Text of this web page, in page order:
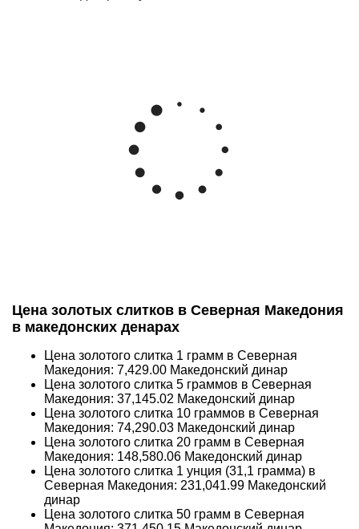
Цена золотых слитков в Северная Македония
в македонских денарах
Цена золотого слитка 1 грамм в Северная
Македония: 7,429.00 Македонский динар
Цена золотого слитка 5 граммов в Северная
Македония: 37,145.02 Македонский динар
Цена золотого слитка 10 граммов в Северная
Македония: 74,290.03 Македонский динар
Цена золотого слитка 20 грамм в Северная
Македония: 148,580.06 Македонский динар
Цена золотого слитка 1 унция (31,1 грамма) в
Северная Македония: 231,041.99 Македонский
динар
Цена золотого слитка 50 грамм в Северная